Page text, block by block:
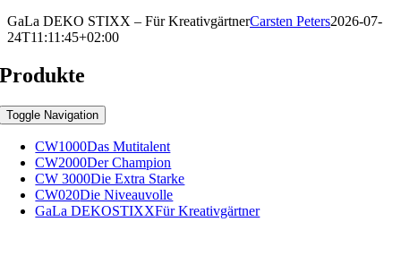
GaLa DEKO STIXX – Für KreativgärtnerCarsten Peters2026-07-
24T11:11:45+02:00
Produkte
Toggle Navigation
CW1000Das Mutitalent
CW2000Der Champion
CW 3000Die Extra Starke
CW020Die Niveauvolle
GaLa DEKOSTIXXFür Kreativgärtner